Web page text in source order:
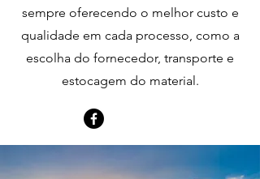
sempre oferecendo o melhor custo e
qualidade em cada processo, como a
escolha do fornecedor, transporte e
estocagem do material.